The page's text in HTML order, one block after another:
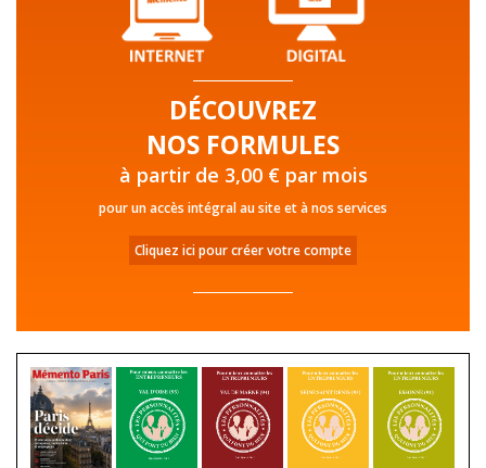
DÉCOUVREZ
NOS FORMULES
à partir de 3,00 € par mois
pour un accès intégral au site et à nos services
Cliquez ici pour créer votre compte